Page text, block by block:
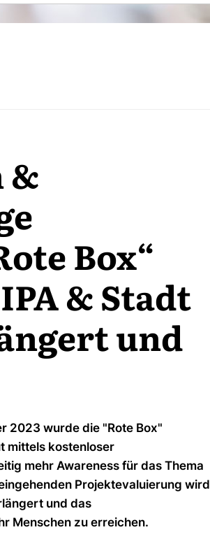
&
Box“
& Stadt
und
2023 wurde die "Rote Box"
mittels kostenloser
mehr Awareness für das Thema
Projektevaluierung wird
und das
Menschen zu erreichen.